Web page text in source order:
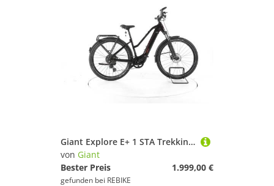
zu bieten hat. Wenn Du dort nicht findest, was Du
suchst, stöbere doch einfach ja nach Deiner Sportart
in der jeweiligen Sportabteilung - wir haben für fast
jeden Sport ein breites Angebot - vomLaufen
bis hin zuFitnessund Boxen. In jedem Fall
wünschen wir Dir viel Spaß und Erfolg mit Deinem
Giant Explore E+ 1 STA Trekking E-Bike
von Giant
Bester Preis
1.999,00 €
gefunden bei REBIKE